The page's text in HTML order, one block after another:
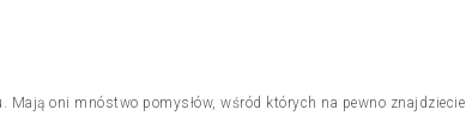
Mają oni mnóstwo pomysłów, wśród których na pewno znajdziecie